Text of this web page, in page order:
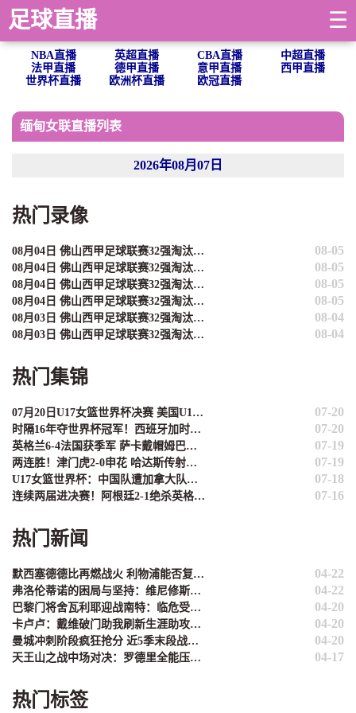
足球直播 ☰
NBA直播 英超直播 CBA直播
中超直播
法甲直播
德甲直播 意甲直播
西甲直播
世界杯直播
欧洲杯直播 欧冠直播
缅甸女联直播列表
2026年08月07日
热门录像
08月04日 佛山西甲足球联赛32强淘汰赛 贪玩游戏 VS 美的薪火 全场录像 08-05
08月04日 佛山西甲足球联赛32强淘汰赛 肇庆恒骏成 VS 三七互娱 全场录像 08-05
08月04日 佛山西甲足球联赛32强淘汰赛 广东西南建设 VS 香港圣徒 全场录像 08-05
08月04日 佛山西甲足球联赛32强淘汰赛 藝品高國際 VS 湛江狂狼·粵辉能源 全场录像 08-05
08月03日 佛山西甲足球联赛32强淘汰赛 大塘控股 VS 茂名市点都得 全场录像 08-04
08月03日 佛山西甲足球联赛32强淘汰赛 广东凤铝 VS 湛江八部科技 全场录像 08-04
热门集锦
07月20日U17女篮世界杯决赛 美国U17女篮 82 - 73 西班牙U17女篮 集锦 07-20
时隔16年夺世界杯冠军！西班牙加时1-0阿根廷 费兰制胜恩佐染红 07-20
英格兰6-4法国获季军 萨卡戴帽姆巴佩双响创纪录奥利塞2助+失良机 07-19
两连胜！津门虎2-0申花 哈达斯传射基莱斯破门 比赛一度暂停1小时 07-19
U17女篮世界杯：中国队遭加拿大队绝杀无缘4强 庞云舒16+10 07-18
连续两届进决赛！阿根廷2-1绝杀英格兰 劳塔罗恩佐破门梅西两助攻 07-16
热门新闻
默西塞德德比再燃战火 利物浦能否复刻2017年三连胜辉煌？ 04-22
弗洛伦蒂诺的困局与坚持：维尼修斯是未来，姆巴佩非议难理解 04-22
巴黎门将舍瓦利耶迎战南特：临危受命的救赎之战 04-20
卡卢卢：戴维破门助我刷新生涯助攻纪录 团队默契才是关键 04-20
曼城冲刺阶段疯狂抢分 近5季末段战绩堪称英超现象级 04-20
天王山之战中场对决：罗德里全能压制 苏维门迪独守拦截高地 04-17
热门标签